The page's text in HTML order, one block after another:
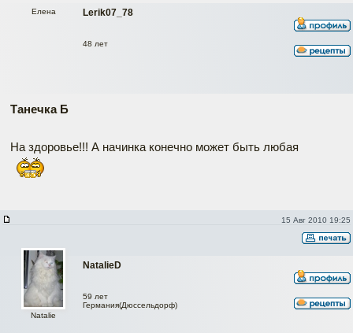
Lerik07_78
Елена
48 лет
Танечка Б
На здоровье!!! А начинка конечно может быть любая
15 Авг 2010 19:25
NatalieD
Natalie
59 лет
Германия(Дюссельдорф)